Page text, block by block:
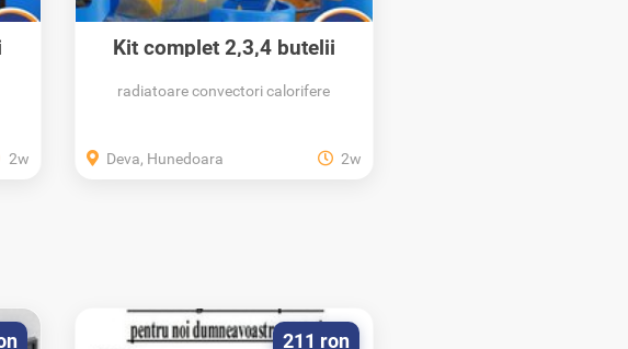
2w
Kit complet 2,3,4 butelii
radiatoare convectori calorifere
Deva, Hunedoara 2w
211 ron